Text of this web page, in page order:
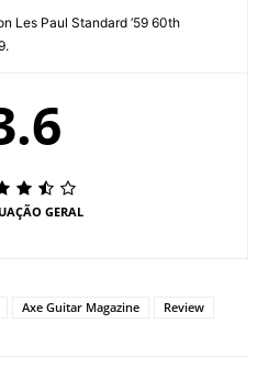
Les Paul Standard ‘59 60th
GERAL
Axe Guitar Magazine Review